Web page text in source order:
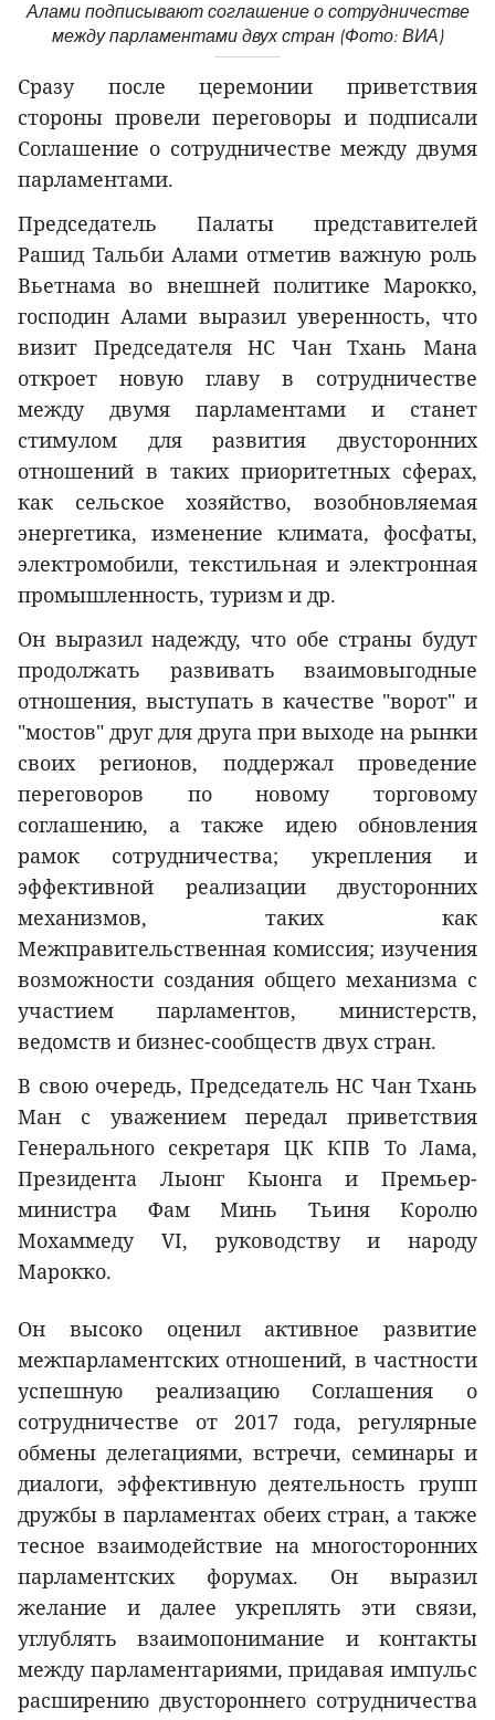
Алами подписывают соглашение о сотрудничестве
между парламентами двух стран (Фото: ВИА)
Сразу после церемонии приветствия
стороны провели переговоры и подписали
Соглашение о сотрудничестве между двумя
парламентами.
Председатель Палаты представителей
Рашид Тальби Алами отметив важную роль
Вьетнама во внешней политике Марокко,
господин Алами выразил уверенность, что
визит Председателя НС Чан Тхань Мана
откроет новую главу в сотрудничестве
между двумя парламентами и станет
стимулом для развития двусторонних
отношений в таких приоритетных сферах,
как сельское хозяйство, возобновляемая
энергетика, изменение климата, фосфаты,
электромобили, текстильная и электронная
промышленность, туризм и др.
Он выразил надежду, что обе страны будут
продолжать развивать взаимовыгодные
отношения, выступать в качестве "ворот" и
"мостов" друг для друга при выходе на рынки
своих регионов, поддержал проведение
переговоров по новому торговому
соглашению, а также идею обновления
рамок сотрудничества; укрепления и
эффективной реализации двусторонних
механизмов, таких как
Межправительственная комиссия; изучения
возможности создания общего механизма с
участием парламентов, министерств,
ведомств и бизнес-сообществ двух стран.
В свою очередь, Председатель НС Чан Тхань
Ман с уважением передал приветствия
Генерального секретаря ЦК КПВ То Лама,
Президента Лыонг Кыонга и Премьер-
министра Фам Минь Тьиня Королю
Мохаммеду VI, руководству и народу
Марокко.
Он высоко оценил активное развитие
межпарламентских отношений, в частности
успешную реализацию Соглашения о
сотрудничестве от 2017 года, регулярные
обмены делегациями, встречи, семинары и
диалоги, эффективную деятельность групп
дружбы в парламентах обеих стран, а также
тесное взаимодействие на многосторонних
парламентских форумах. Он выразил
желание и далее укреплять эти связи,
углублять взаимопонимание и контакты
между парламентариями, придавая импульс
расширению двустороннего сотрудничества